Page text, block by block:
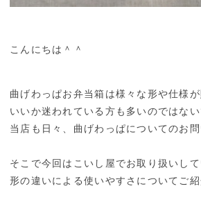
こんにちは＾＾
曲げわっぱお弁当箱は様々な形や仕様
いいか迷われている方も多いのではない
当店も日々、曲げわっぱについてのお
そこで今回はこいし屋でお取り扱いし
形の違いによる使いやすさについてご紹